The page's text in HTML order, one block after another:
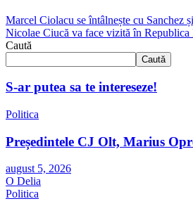
Marcel Ciolacu se întâlnește cu Sanchez
Nicolae Ciucă va face vizită în Republica
Caută
Caută
S-ar putea sa te intereseze!
Politica
Președintele CJ Olt, Marius
august 5, 2026
O Delia
Politica